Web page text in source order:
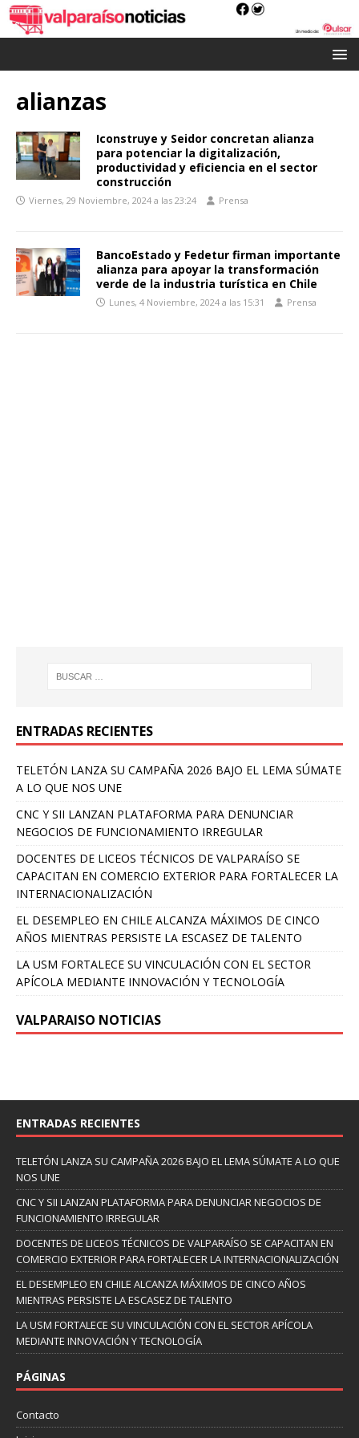
alianzas
Iconstruye y Seidor concretan alianza
para potenciar la digitalización,
productividad y eficiencia en el sector
construcción
Viernes, 29 Noviembre, 2024 a las 23:24 Prensa
BancoEstado y Fedetur firman importante
alianza para apoyar la transformación
verde de la industria turística en Chile
Lunes, 4 Noviembre, 2024 a las 15:31 Prensa
ENTRADAS RECIENTES
TELETÓN LANZA SU CAMPAÑA 2026 BAJO EL LEMA SÚMATE
A LO QUE NOS UNE
CNC Y SII LANZAN PLATAFORMA PARA DENUNCIAR
NEGOCIOS DE FUNCIONAMIENTO IRREGULAR
DOCENTES DE LICEOS TÉCNICOS DE VALPARAÍSO SE
CAPACITAN EN COMERCIO EXTERIOR PARA FORTALECER LA
INTERNACIONALIZACIÓN
EL DESEMPLEO EN CHILE ALCANZA MÁXIMOS DE CINCO
AÑOS MIENTRAS PERSISTE LA ESCASEZ DE TALENTO
LA USM FORTALECE SU VINCULACIÓN CON EL SECTOR
APÍCOLA MEDIANTE INNOVACIÓN Y TECNOLOGÍA
VALPARAISO NOTICIAS
ENTRADAS RECIENTES
TELETÓN LANZA SU CAMPAÑA 2026 BAJO EL LEMA SÚMATE A LO QUE
NOS UNE
CNC Y SII LANZAN PLATAFORMA PARA DENUNCIAR NEGOCIOS DE
FUNCIONAMIENTO IRREGULAR
DOCENTES DE LICEOS TÉCNICOS DE VALPARAÍSO SE CAPACITAN EN
COMERCIO EXTERIOR PARA FORTALECER LA INTERNACIONALIZACIÓN
EL DESEMPLEO EN CHILE ALCANZA MÁXIMOS DE CINCO AÑOS
MIENTRAS PERSISTE LA ESCASEZ DE TALENTO
LA USM FORTALECE SU VINCULACIÓN CON EL SECTOR APÍCOLA
MEDIANTE INNOVACIÓN Y TECNOLOGÍA
PÁGINAS
Contacto